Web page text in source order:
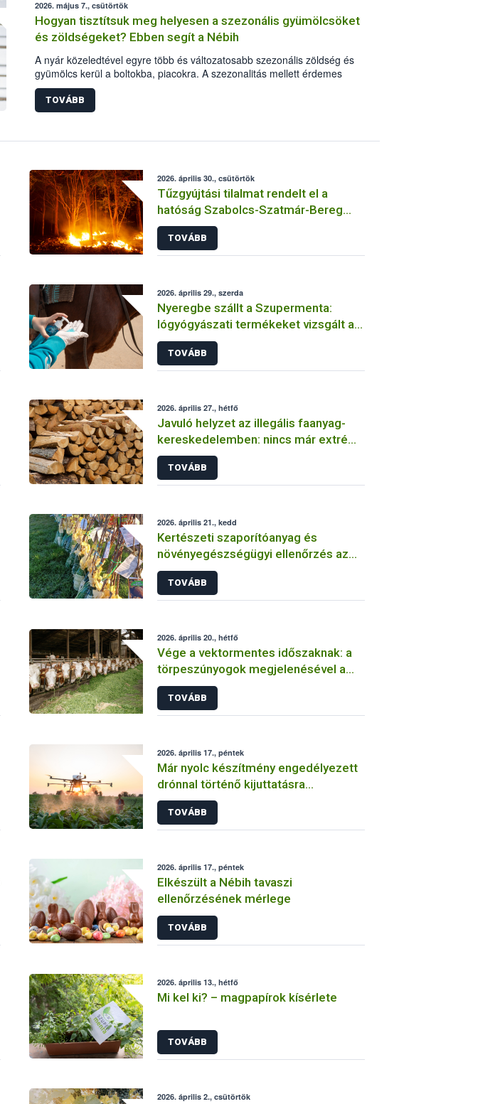
biztonsági Hivatal (Nébih) kéri az állattartókat, hogy kizárólag legális
forrásból és módon vásároljanak állatot. Betegséggyanú esetén, pedig
haladéktalanul értesítsék a szolgáltató vagy hatósági állatorvost.
2026. május 7., csütörtök
Hogyan tisztítsuk meg helyesen a szezonális gyümölcsöket
és zöldségeket? Ebben segít a Nébih
A nyár közeledtével egyre több és változatosabb szezonális zöldség és
gyümölcs kerül a boltokba, piacokra. A szezonalitás mellett érdemes
odafigyelni az élelmiszerbiztonsági szempontokra és a termények
alapos tisztítására is. A Nemzeti Élelmiszerlánc-biztonsági Hivatal
(Nébih) Oktatási Programja a zöldségek és gyümölcsök alapos
TOVÁBB
2026. április 30., csütörtök
Tűzgyújtási tilalmat rendelt el a
hatóság Szabolcs-Szatmár-Bereg
vármegyében
TOVÁBB
2026. április 29., szerda
Nyeregbe szállt a Szupermenta:
lógyógyászati termékeket vizsgált a
Nébih
TOVÁBB
2026. április 27., hétfő
Javuló helyzet az illegális faanyag-
kereskedelemben: nincs már extrém
magas kockázatú vármegye
TOVÁBB
2026. április 21., kedd
Kertészeti szaporítóanyag és
növényegészségügyi ellenőrzés az
ónodi piacon
TOVÁBB
2026. április 20., hétfő
Vége a vektormentes időszaknak: a
törpeszúnyogok megjelenésével a
kéknyelv-betegség hazai újbóli
előfordulása lehetséges
TOVÁBB
2026. április 17., péntek
Már nyolc készítmény engedélyezett
drónnal történő kijuttatásra
Magyarországon
TOVÁBB
2026. április 17., péntek
Elkészült a Nébih tavaszi
ellenőrzésének mérlege
TOVÁBB
2026. április 13., hétfő
Mi kel ki? – magpapírok kísérlete
TOVÁBB
2026. április 2., csütörtök